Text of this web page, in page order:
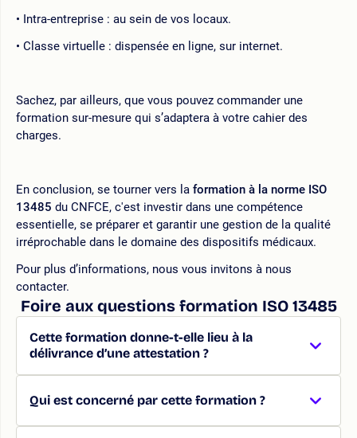
Intra-entreprise : au sein de vos locaux.
Classe virtuelle : dispensée en ligne, sur internet.
Sachez, par ailleurs, que vous pouvez commander une
formation sur-mesure qui s’adaptera à votre cahier des
charges.
En conclusion, se tourner vers la formation à la norme ISO
13485 du CNFCE, c'est investir dans une compétence
essentielle, se préparer et garantir une gestion de la qualité
irréprochable dans le domaine des dispositifs médicaux.
Pour plus d’informations, nous vous invitons à nous
contacter.
Foire aux questions formation ISO 13485
Cette formation donne-t-elle lieu à la
délivrance d’une attestation ?
Qui est concerné par cette formation ?